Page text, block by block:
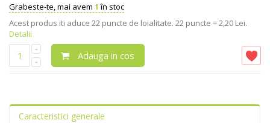
Grabeste-te, mai avem 1 în stoc
Acest produs iti aduce 22 puncte de loialitate. 22 puncte = 2,20 Lei.
Detalii
Adauga in cos
Caracteristici generale